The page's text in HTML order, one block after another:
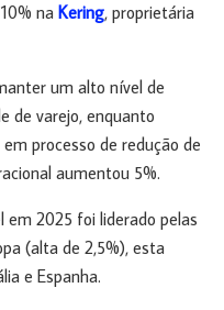
na Kering, proprietária
um alto nível de
de varejo, enquanto
processo de redução de
aumentou 5%.
em 2025 foi liderado pelas
(alta de 2,5%), esta
e Espanha.